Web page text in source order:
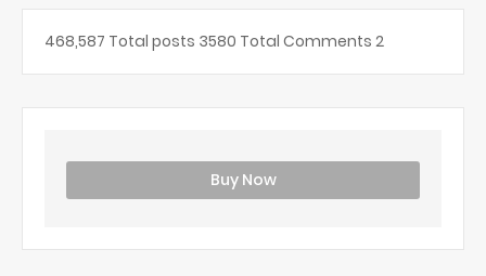
468,587 Total posts 3580 Total Comments 2
Buy Now